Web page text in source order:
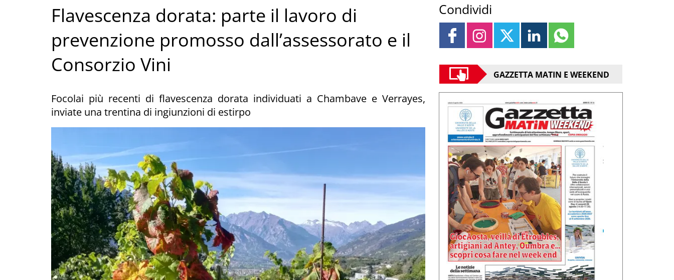
Flavescenza dorata: parte il lavoro di
prevenzione promosso dall’assessorato e il
Consorzio Vini
Focolai più recenti di flavescenza dorata individuati a Chambave e Verrayes,
inviate una trentina di ingiunzioni di estirpo
Condividi
GAZZETTA MATIN E WEEKEND